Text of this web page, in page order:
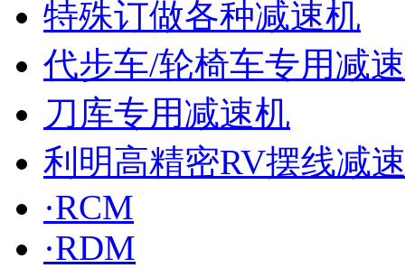
特殊订做各种减速机
代步车/轮椅车专用减
刀库专用减速机
利明高精密RV摆线减
·RCM
·RDM